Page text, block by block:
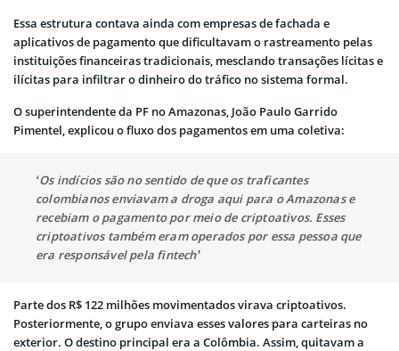
Essa estrutura contava ainda com empresas de fachada e
aplicativos de pagamento que dificultavam o rastreamento pelas
instituições financeiras tradicionais, mesclando transações lícitas e
ilícitas para infiltrar o dinheiro do tráfico no sistema formal.
O superintendente da PF no Amazonas, João Paulo Garrido
Pimentel, explicou o fluxo dos pagamentos em uma coletiva:
‘Os indícios são no sentido de que os traficantes
colombianos enviavam a droga aqui para o Amazonas e
recebiam o pagamento por meio de criptoativos. Esses
criptoativos também eram operados por essa pessoa que
era responsável pela fintech’
Parte dos R$ 122 milhões movimentados virava criptoativos.
Posteriormente, o grupo enviava esses valores para carteiras no
exterior. O destino principal era a Colômbia. Assim, quitavam a